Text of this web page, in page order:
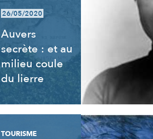
26/05/2020
Auvers
secrète : et au
milieu coule
du lierre
TOURISME